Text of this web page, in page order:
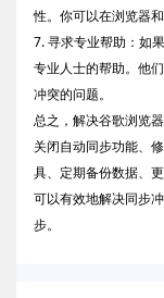
性。你可以在浏览器
7. 寻求专业帮助：如
专业人士的帮助。他
冲突的问题。
总之，解决谷歌浏览
关闭自动同步功能、
具、定期备份数据、
可以有效地解决同步
步。